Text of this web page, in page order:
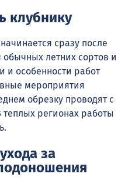
клубнику
сразу после
летних сортов и
и особенности работ
мероприятия
обрезку проводят с
теплых регионах работы
за